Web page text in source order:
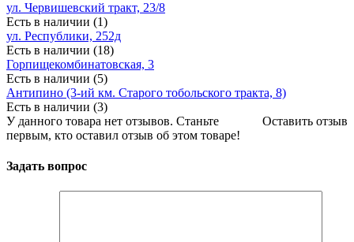
ул. Червишевский тракт, 23/8
Есть в наличии (1)
ул. Республики, 252д
Есть в наличии (18)
Горпищекомбинатовская, 3
Есть в наличии (5)
Антипино (3-ий км. Старого тобольского тракта, 8)
Есть в наличии (3)
Оставить отзыв
У данного товара нет отзывов. Станьте
первым, кто оставил отзыв об этом товаре!
Задать вопрос